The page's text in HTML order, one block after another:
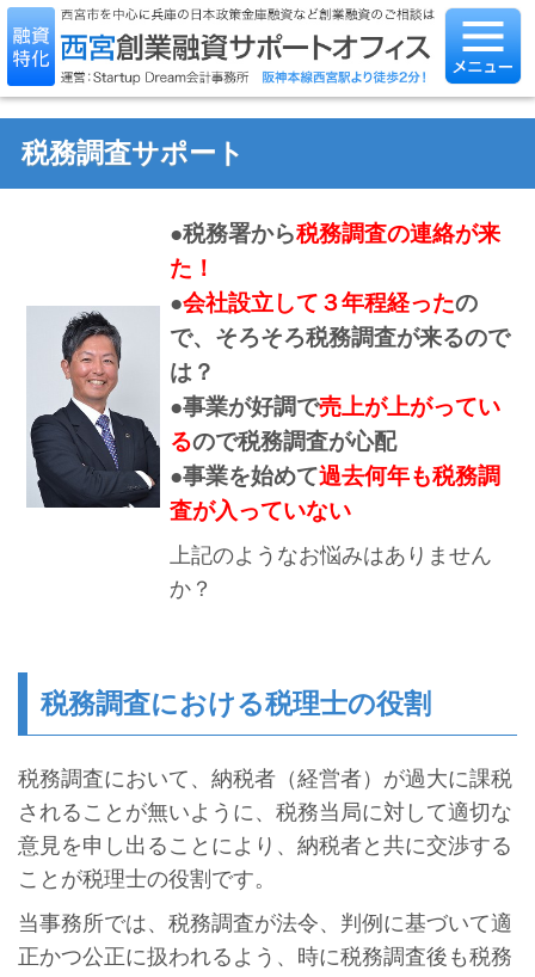
税務調査サポート
●税務署から税務調査の連絡が来
た！
●会社設立して３年程経ったの
で、そろそろ税務調査が来るので
は？
●事業が好調で売上が上がってい
るので税務調査が心配
●事業を始めて過去何年も税務調
査が入っていない
上記のようなお悩みはありません
か？
税務調査における税理士の役割
税務調査において、納税者（経営者）が過大に課税
されることが無いように、税務当局に対して適切な
意見を申し出ることにより、納税者と共に交渉する
ことが税理士の役割です。
当事務所では、税務調査が法令、判例に基づいて適
正かつ公正に扱われるよう、時に税務調査後も税務